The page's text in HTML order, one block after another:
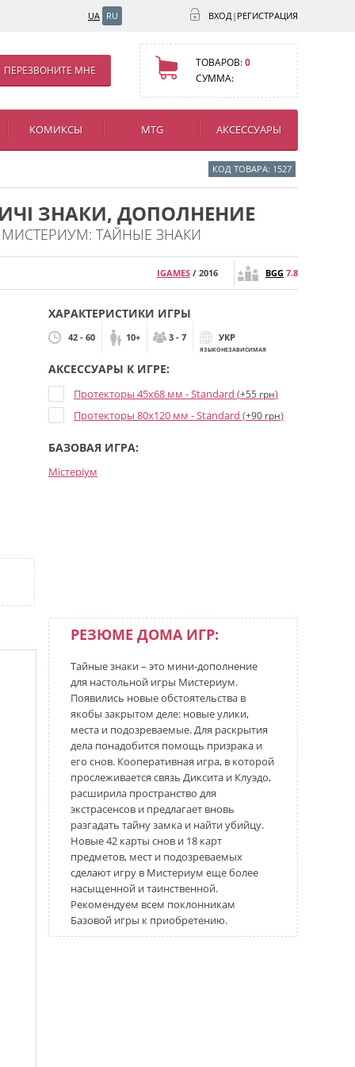
UA RU ВХОД| РЕГИСТРАЦИЯ
ПЕРЕЗВОНИТЕ МНЕ
ТОВАРОВ:0
СУММА:
КОМИКСЫ MTG АКСЕССУАРЫ
КОД ТОВАРА: 1527
ЗНАКИ, ДОПОЛНЕНИЕ
МИСТЕРИУМ: ТАЙНЫЕ ЗНАКИ
IGAMES / 2016 BGG 7.8
ХАРАКТЕРИСТИКИ ИГРЫ
42 - 60 10+ 3 - 7 УКР
ЯЗЫКОНЕЗАВИСИМАЯ
АКСЕССУАРЫ К ИГРЕ:
Протекторы 45x68 мм - Standard (+55 грн)
Протекторы 80x120 мм - Standard (+90 грн)
БАЗОВАЯ ИГРА:
Містеріум
РЕЗЮМЕ ДОМА ИГР:
Тайные знаки – это мини-дополнение
для настольной игры Мистериум.
Появились новые обстоятельства в
якобы закрытом деле: новые улики,
места и подозреваемые. Для раскрытия
дела понадобится помощь призрака и
его снов. Кооперативная игра, в которой
прослеживается связь Диксита и Клуэдо,
расширила пространство для
экстрасенсов и предлагает вновь
разгадать тайну замка и найти убийцу.
Новые 42 карты снов и 18 карт
предметов, мест и подозреваемых
сделают игру в Мистериум еще более
насыщенной и таинственной.
Рекомендуем всем поклонникам
Базовой игры к приобретению.